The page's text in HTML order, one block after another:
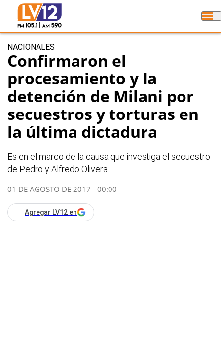
NACIONALES
Confirmaron el
procesamiento y la
detención de Milani por
secuestros y torturas en
la última dictadura
Es en el marco de la causa que investiga el secuestro
de Pedro y Alfredo Olivera.
01 DE AGOSTO DE 2017 - 00:00
Agregar LV12 en